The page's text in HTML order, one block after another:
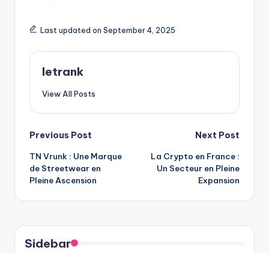
Last updated on September 4, 2025
letrank
View All Posts
Post
navigation
Previous Post
TN Vrunk : Une Marque
de Streetwear en
Pleine Ascension
Next Post
La Crypto en France :
Un Secteur en Pleine
Expansion
Sidebar